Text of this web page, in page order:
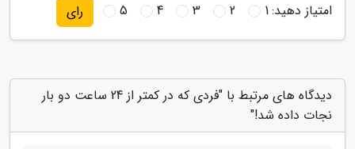
امتیاز دهید:1
2
3
4
5 رای
دیدگاه های مرتبط با "فردی که در کمتر از 24 ساعت دو بار
نجات داده شد!"